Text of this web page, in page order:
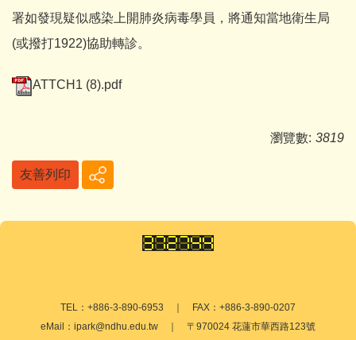
署如發現疑似感染上開肺炎病毒學員，將通知當地衛生局
(或撥打1922)協助轉診。
ATTCH1 (8).pdf
瀏覽數: 3819
友善列印
TEL：+886-3-890-6953 ｜ FAX：+886-3-890-0207
eMail：ipark@ndhu.edu.tw ｜ 〒970024 花蓮市華西路123號